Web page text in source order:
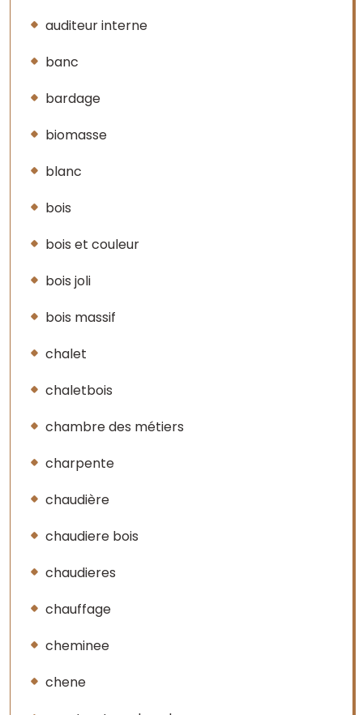
auditeur interne
banc
bardage
biomasse
blanc
bois
bois et couleur
bois joli
bois massif
chalet
chaletbois
chambre des métiers
charpente
chaudière
chaudiere bois
chaudieres
chauffage
cheminee
chene